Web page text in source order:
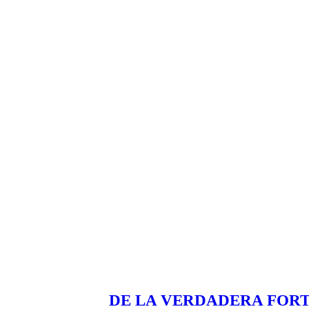
DE LA VERDADERA